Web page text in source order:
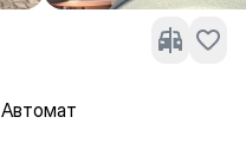
Автомат